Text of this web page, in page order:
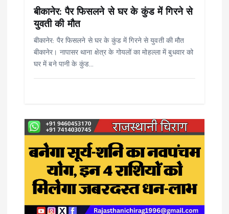
बीकानेर: पैर फिसलने से घर के कुंड में गिरने से
युवती की मौत
बीकानेर: पैर फिसलने से घर के कुंड में गिरने से युवती की मौत
बीकानेर। नापासर थाना क्षेत्र के गोयलों का मोहल्ला में बुधवार को
घर में बने पानी के कुंड…